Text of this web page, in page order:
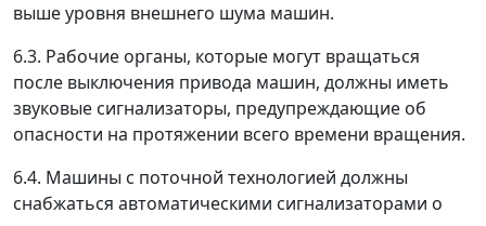
выше уровня внешнего шума машин.
6.3. Рабочие органы, которые могут вращаться
после выключения привода машин, должны иметь
звуковые сигнализаторы, предупреждающие об
опасности на протяжении всего времени вращения.
6.4. Машины с поточной технологией должны
снабжаться автоматическими сигнализаторами о